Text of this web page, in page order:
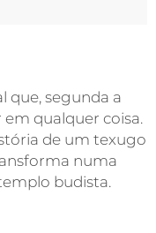
que, segunda a
qualquer coisa.
de um texugo
numa
budista.